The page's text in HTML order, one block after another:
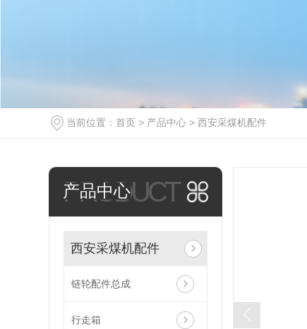
当前位置： 首页 > 产品中心 > 西安采煤机配件
PRODUCT
产品中心
西安采煤机配件
链轮配件总成
行走箱